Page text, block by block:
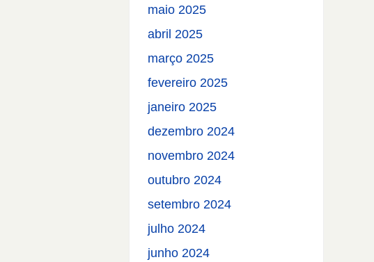
maio 2025
abril 2025
março 2025
fevereiro 2025
janeiro 2025
dezembro 2024
novembro 2024
outubro 2024
setembro 2024
julho 2024
junho 2024